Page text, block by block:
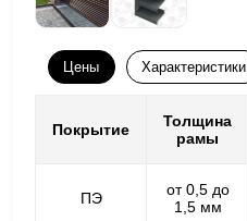
Цены Характеристики
Покрытие
Толщина
рамы
ПЭ
от 0,5 до
1,5 мм